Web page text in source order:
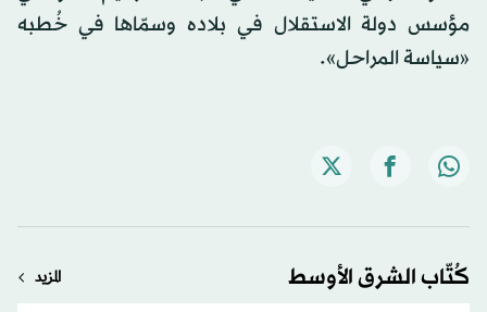
مؤسس دولة الاستقلال في بلاده وسمّاها في خُطبه
«سياسة المراحل».
كُتّاب الشرق الأوسط المزيد